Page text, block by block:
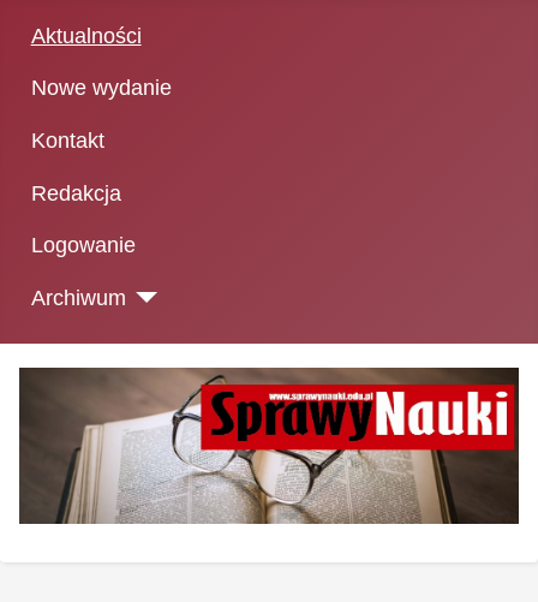
Aktualności
Nowe wydanie
Kontakt
Redakcja
Logowanie
Archiwum